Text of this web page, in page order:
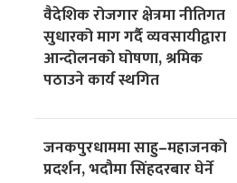
वैदेशिक रोजगार क्षेत्रमा नीतिगत
सुधारको माग गर्दै व्यवसायीद्वारा
आन्दोलनको घोषणा, श्रमिक
पठाउने कार्य स्थगित
जनकपुरधाममा साहु–महाजनको
प्रदर्शन, भदौमा सिंहदरबार घेर्ने